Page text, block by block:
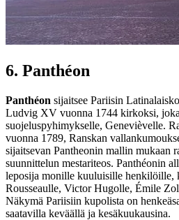
6. Panthéon
Panthéon sijaitsee Pariisin
Ludvig XV vuonna 1744 kirkoksi,
suojeluspyhimykselle, Genevièvelle.
vuonna 1789, Ranskan
sijaitsevan Pantheonin mallin mukaan
suunnittelun mestariteos. Panthéonin
leposija monille kuuluisille henkilöille,
Rousseaulle, Victor Hugolle, Émile
Näkymä Pariisiin kupolista on
saatavilla keväällä ja kesäkuukausina.